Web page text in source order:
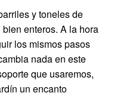
y toneles de
enteros. A la hora
los mismos pasos
nada en este
que usaremos,
un encanto